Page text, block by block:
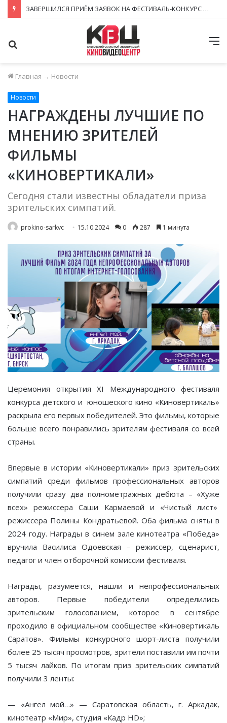
ЗАВЕРШИЛСЯ ПРИЁМ ЗАЯВОК НА ФЕСТИВАЛЬ-КОНКУРС «КИНОВЕРТИКАЛЬ 2026»
Главная → Новости
Новости
НАГРАЖДЕНЫ ЛУЧШИЕ ПО
МНЕНИЮ ЗРИТЕЛЕЙ
ФИЛЬМЫ
«КИНОВЕРТИКАЛИ»
Сегодня стали известны обладатели приза
зрительских симпатий.
prokino-sarkvc 15.10.2024 0 287 1 минута
Церемония открытия XI Международного фестиваля
конкурса детского и юношеского кино «Киновертикаль»
раскрыла его первых победителей. Это фильмы, которые
больше всего понравились зрителям фестиваля со всей
страны.
Впервые в истории «Киновертикали» приз зрительских
симпатий среди фильмов профессиональных авторов
получили сразу два полнометражных дебюта – «Хуже
всех» режиссера Саши Кармаевой и «Чистый лист»
режиссера Полины Кондратьевой. Оба фильма сняты в
2024 году. Награды в синем зале кинотеатра «Победа»
вручила Василиса Одоевская – режиссер, сценарист,
педагог и член отборочной комиссии фестиваля.
Награды, разумеется, нашли и непрофессиональных
авторов. Первые победители определились
зрительским голосованием, которое в сентябре
проходило в официальном сообществе «Киновертикаль
Саратов». Фильмы конкурсного шорт-листа получили
более 25 тысяч просмотров, зрители поставили им почти
5 тысяч лайков. По итогам приз зрительских симпатий
получили 3 ленты:
— «Ангел мой…» — Саратовская область, г. Аркадак,
кинотеатр «Мир», студия «Кадр HD»;